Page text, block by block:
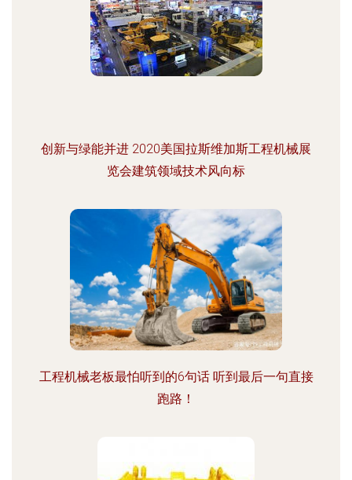
创新与绿能并进 2020美国拉斯维加斯工程机械展
览会建筑领域技术风向标
工程机械老板最怕听到的6句话 听到最后一句直接
跑路！